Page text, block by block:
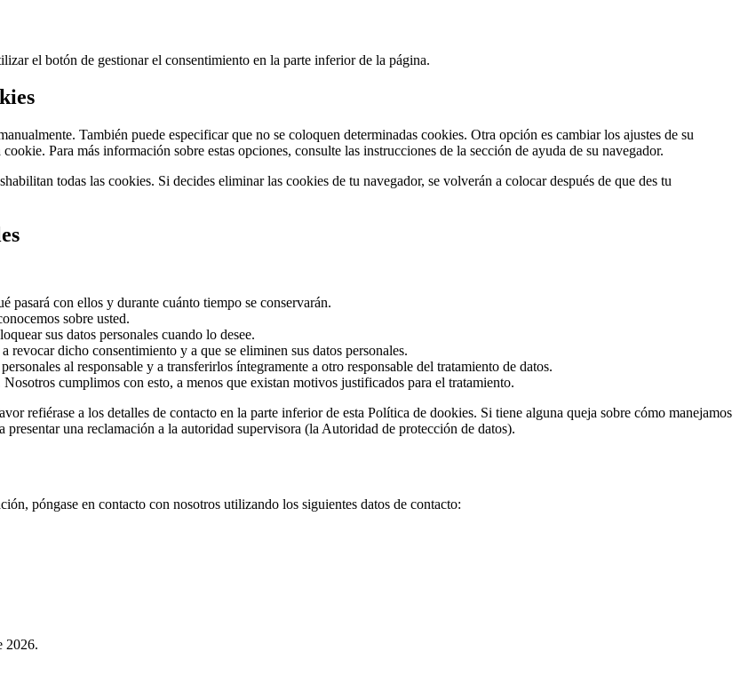
el botón de gestionar el consentimiento en la parte inferior de la página.
También puede especificar que no se coloquen determinadas cookies. Otra opción es cambiar los ajustes de su
Para más información sobre estas opciones, consulte las instrucciones de la sección de ayuda de su navegador.
todas las cookies. Si decides eliminar las cookies de tu navegador, se volverán a colocar después de que des tu
pasará con ellos y durante cuánto tiempo se conservarán.
sobre usted.
sus datos personales cuando lo desee.
revocar dicho consentimiento y a que se eliminen sus datos personales.
al responsable y a transferirlos íntegramente a otro responsable del tratamiento de datos.
cumplimos con esto, a menos que existan motivos justificados para el tratamiento.
refiérase a los detalles de contacto en la parte inferior de esta Política de dookies. Si tiene alguna queja sobre cómo manejamos
una reclamación a la autoridad supervisora (la Autoridad de protección de datos).
póngase en contacto con nosotros utilizando los siguientes datos de contacto:
2026.